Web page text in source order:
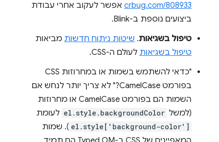
crbug.com/808933 אפשר לעקוב אחרי עבודת
ביצועים נוספת ב-Blink.
טיפול בשגיאות. שיטות ניתוח חדשות מביאות
טיפול בשגיאות לעולם ה-CSS.
"כדאי להשתמש בשמות או במחרוזות CSS
בפורמט CamelCase?" לא צריך יותר לנחש אם
השמות הם בפורמט CamelCase או מחרוזות
(למשל el.style.backgroundColor לעומת
el.style['background-color'] ). שמות